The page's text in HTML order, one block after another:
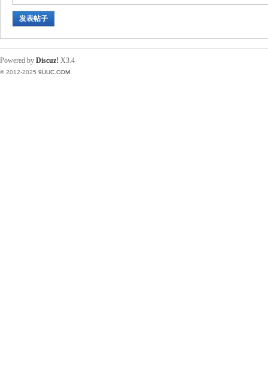
发表帖子
Powered by Discuz! X3.4
© 2012-2025 9UUC.COM